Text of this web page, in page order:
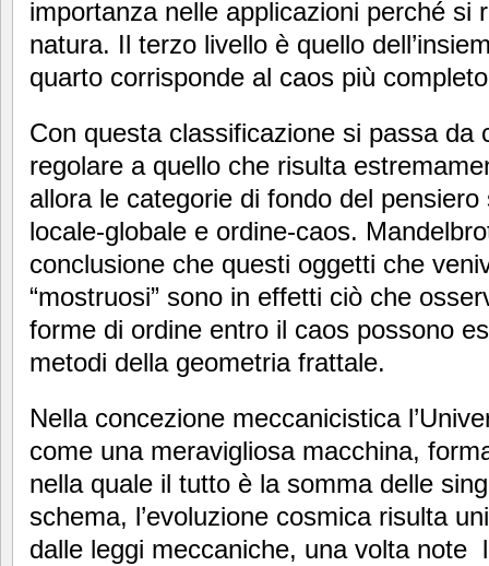
importanza nelle applicazioni perché si
natura. Il terzo livello è quello
quarto corrisponde al caos più
Con questa classificazione si passa da
regolare a quello che risulta
allora le categorie di fondo del
locale-globale e ordine-caos.
conclusione che questi oggetti che
“mostruosi” sono in effetti ciò che
forme di ordine entro il caos possono
metodi della geometria frattale.
Nella concezione meccanicistica
come una meravigliosa macchina,
nella quale il tutto è la somma delle
schema, l’evoluzione cosmica risulta
dalle leggi meccaniche, una volta note